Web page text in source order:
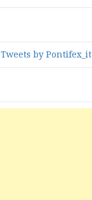
Tweets by Pontifex_it